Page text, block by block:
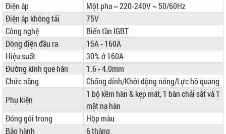
Điện áp
Một pha ~ 220-240V ~ 50/60Hz
Điện áp không tải
75V
Công nghệ
Biến tần IGBT
Dòng điện đầu ra
15A - 160A
Hiệu suất
30% ở 160A
Đường kính que hàn
1.6 - 4.0mm
Chức năng
Chống dính/Khởi động nóng/Lực hồ quang
Phụ kiện
1 bộ kềm hàn & kẹp mát, 1 bàn chải sắt và 1
mặt nạ hàn
Đóng gói trong
Hộp màu
Bảo hành
6 tháng